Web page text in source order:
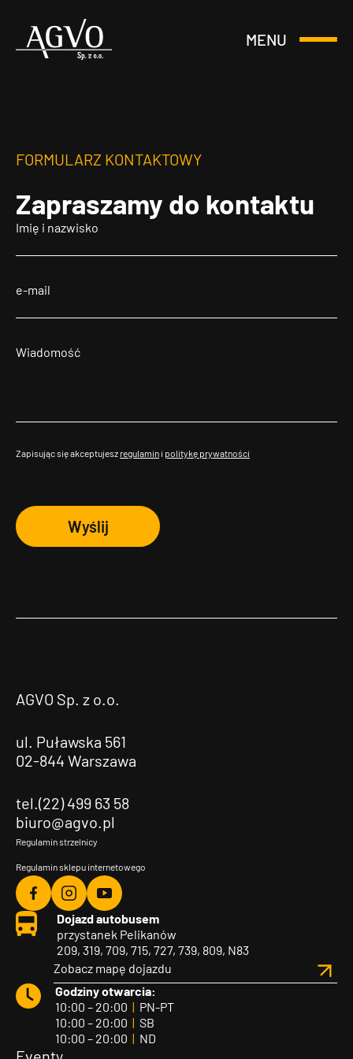
Header
MENU
Otwórz
FORMULARZ KONTAKTOWY
Zapraszamy do kontaktu
Zapisując się akceptujesz regulamin i politykę prywatności
Wyślij
AGVO Sp. z o.o.
ul. Puławska 561
02-844 Warszawa
tel.(22) 499 63 58
biuro@agvo.pl
Regulamin strzelnicy
Regulamin sklepu internetowego
Agvo
Facebook
Agvo
Instagram
Agvo
YouTube
Dojazd autobusem
przystanek Pelikanów
209, 319, 709, 715, 727, 739, 809, N83
Zobacz mapę dojazdu
Godziny otwarcia:
10:00 – 20:00 | PN-PT
10:00 – 20:00 | SB
10:00 – 20:00 | ND